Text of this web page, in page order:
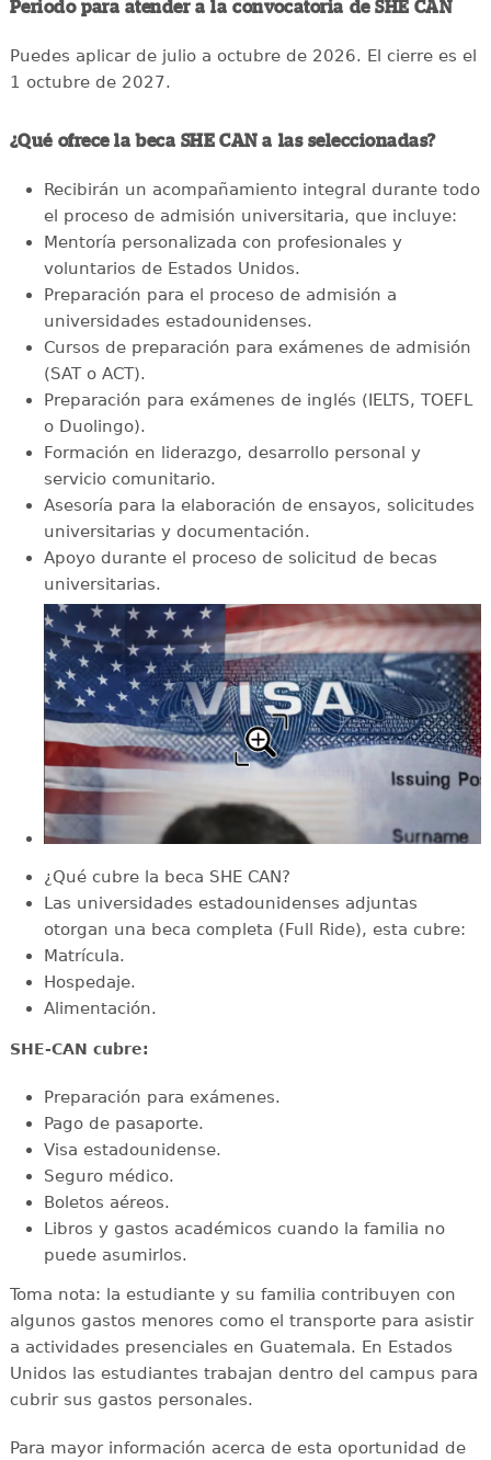
Periodo para atender a la convocatoria de SHE CAN
Puedes aplicar de julio a octubre de 2026. El cierre es el
1 octubre de 2027.
¿Qué ofrece la beca SHE CAN a las seleccionadas?
Recibirán un acompañamiento integral durante todo
el proceso de admisión universitaria, que incluye:
Mentoría personalizada con profesionales y
voluntarios de Estados Unidos.
Preparación para el proceso de admisión a
universidades estadounidenses.
Cursos de preparación para exámenes de admisión
(SAT o ACT).
Preparación para exámenes de inglés (IELTS, TOEFL
o Duolingo).
Formación en liderazgo, desarrollo personal y
servicio comunitario.
Asesoría para la elaboración de ensayos, solicitudes
universitarias y documentación.
Apoyo durante el proceso de solicitud de becas
universitarias.
¿Qué cubre la beca SHE CAN?
Las universidades estadounidenses adjuntas
otorgan una beca completa (Full Ride), esta cubre:
Matrícula.
Hospedaje.
Alimentación.
SHE-CAN cubre:
Preparación para exámenes.
Pago de pasaporte.
Visa estadounidense.
Seguro médico.
Boletos aéreos.
Libros y gastos académicos cuando la familia no
puede asumirlos.
Toma nota: la estudiante y su familia contribuyen con
algunos gastos menores como el transporte para asistir
a actividades presenciales en Guatemala. En Estados
Unidos las estudiantes trabajan dentro del campus para
cubrir sus gastos personales.
Para mayor información acerca de esta oportunidad de